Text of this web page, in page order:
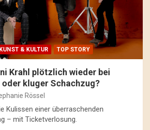
KUNST & KULTUR TOP STORY
Krahl plötzlich wieder bei
oder kluger Schachzug?
Rössel
Kulissen einer überraschenden
– mit Ticketverlosung.